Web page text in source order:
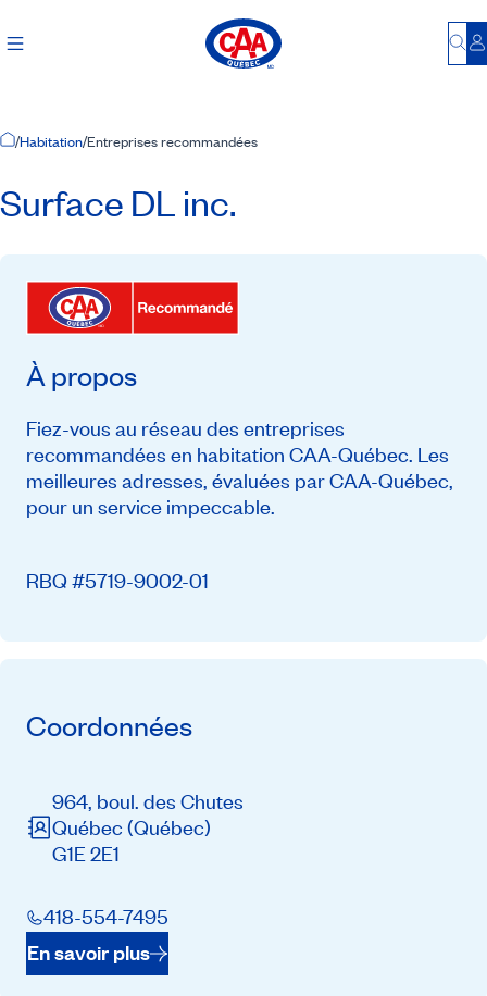
Accueil
/Habitation/Entreprises recommandées
Surface DL inc.
À propos
Fiez-vous au réseau des entreprises
recommandées en habitation CAA-Québec. Les
meilleures adresses, évaluées par CAA-Québec,
pour un service impeccable.
RBQ #5719-9002-01
Coordonnées
964, boul. des Chutes
Québec (Québec)
G1E 2E1
418-554-7495
En savoir plus